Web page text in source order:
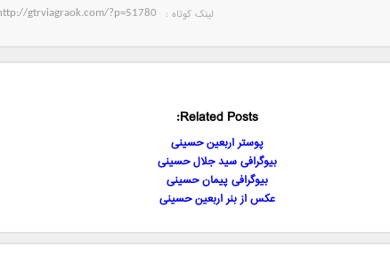
لینک کوتاه‌ :
Related Posts:
پوستر اربعین حسینی
بیوگرافی سید جلال حسینی
بیوگرافی پیمان حسینی
عکس از بنر اربعین حسینی